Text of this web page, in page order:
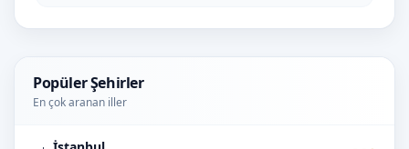
Popüler Şehirler
En çok aranan iller